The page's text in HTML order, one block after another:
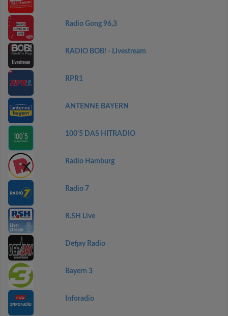
Radio Gong 96,3
RADIO BOB! - Livestream
RPR1
ANTENNE BAYERN
100'5 DAS HITRADIO
Radio Hamburg
Radio 7
R.SH Live
Defjay Radio
Bayern 3
Inforadio